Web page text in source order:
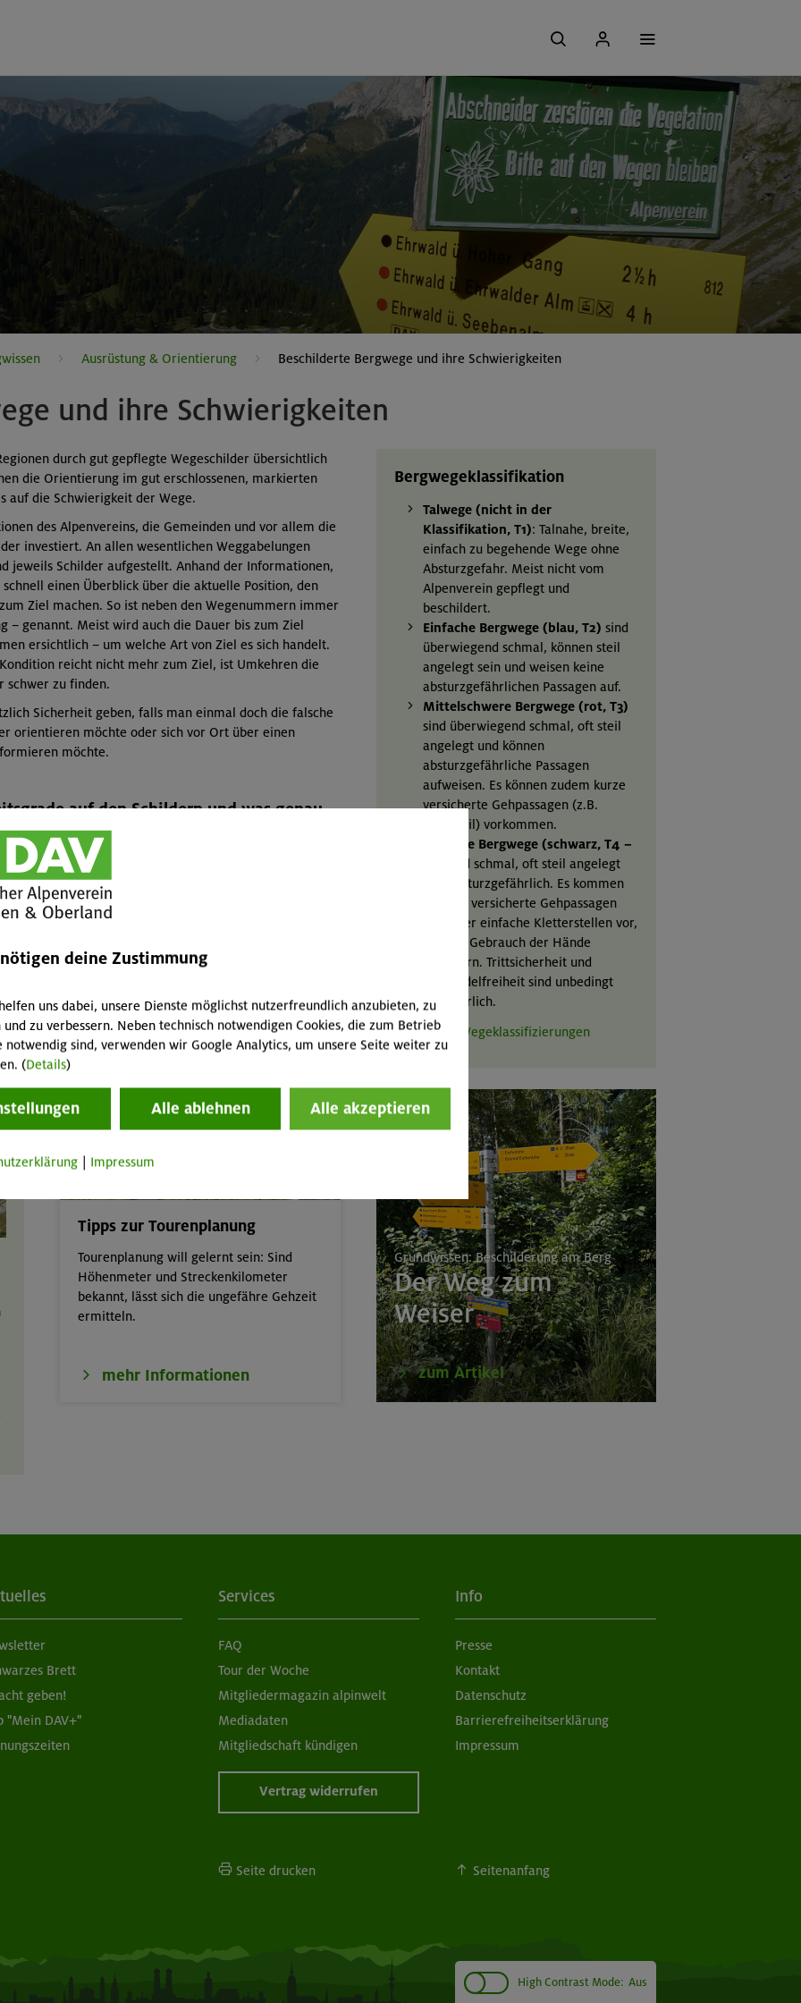
Ausrüstung & Orientierung Beschilderte Bergwege und ihre Schwierigkeiten
und ihre Schwierigkeiten
durch gut gepflegte Wegeschilder übersichtlich
die Orientierung im gut erschlossenen, markierten
auf die Schwierigkeit der Wege.
des Alpenvereins, die Gemeinden und vor allem die
investiert. An allen wesentlichen Weggabelungen
jeweils Schilder aufgestellt. Anhand der Informationen,
einen Überblick über die aktuelle Position, den
Ziel machen. So ist neben den Wegenummern immer
– genannt. Meist wird auch die Dauer bis zum Ziel
ersichtlich – um welche Art von Ziel es sich handelt.
reicht nicht mehr zum Ziel, ist Umkehren die
schwer zu finden.
Sicherheit geben, falls man einmal doch die falsche
orientieren möchte oder sich vor Ort über einen
möchte.
auf den Schildern und was genau
Schwierigkeitsklassifizierung von Wegen die Farben
für schwierig verwendet. Diese Farben sind als
zu finden. Am unteren Rand des gelben Wegweisers
einer DAV-Sektion.
gute Verhältnisse. Nässe, Regen oder Altschnee
oder Lawinen können auch befestigte
und nach heftigen Regenfällen sollte man
bekommt man von Hüttenwirt*innen oder
.
Bergwegeklassifikation
Talwege (nicht in der
Klassifikation, T1): Talnahe, breite,
einfach zu begehende Wege ohne
Absturzgefahr. Meist nicht vom
Alpenverein gepflegt und
beschildert.
Einfache Bergwege (blau, T2) sind
überwiegend schmal, können steil
angelegt sein und weisen keine
absturzgefährlichen Passagen auf.
Mittelschwere Bergwege (rot, T3)
sind überwiegend schmal, oft steil
angelegt und können
absturzgefährliche Passagen
aufweisen. Es können zudem kurze
versicherte Gehpassagen (z.B.
Drahtseil) vorkommen.
Schwere Bergwege (schwarz, T4 –
sind schmal, oft steil angelegt
und absturzgefährlich. Es kommen
gehäuft versicherte Gehpassagen
und/oder einfache Kletterstellen vor,
die den Gebrauch der Hände
erfordern. Trittsicherheit und
Schwindelfreiheit sind unbedingt
erforderlich.
weitere Wegeklassifizierungen
Tipps zur Tourenplanung
Tourenplanung will gelernt sein: Sind
Höhenmeter und Streckenkilometer
bekannt, lässt sich die ungefähre Gehzeit
ermitteln.
mehr Informationen
Grundwissen: Beschilderung am Berg
Der Weg zum
Weiser
zum Artikel
Brett
geben!
"Mein DAV+"
Services
FAQ
Tour der Woche
Mitgliedermagazin alpinwelt
Mediadaten
Mitgliedschaft kündigen
Vertrag widerrufen
Info
Presse
Kontakt
Datenschutz
Barrierefreiheitserklärung
Impressum
Seite drucken Seitenanfang
High Contrast Mode: Aus
deine Zustimmung
uns dabei, unsere Dienste möglichst nutzerfreundlich anzubieten, zu
und zu verbessern. Neben technisch notwendigen Cookies, die zum Betrieb
notwendig sind, verwenden wir Google Analytics, um unsere Seite weiter zu
(Details)
Alle ablehnen Alle akzeptieren
| Impressum